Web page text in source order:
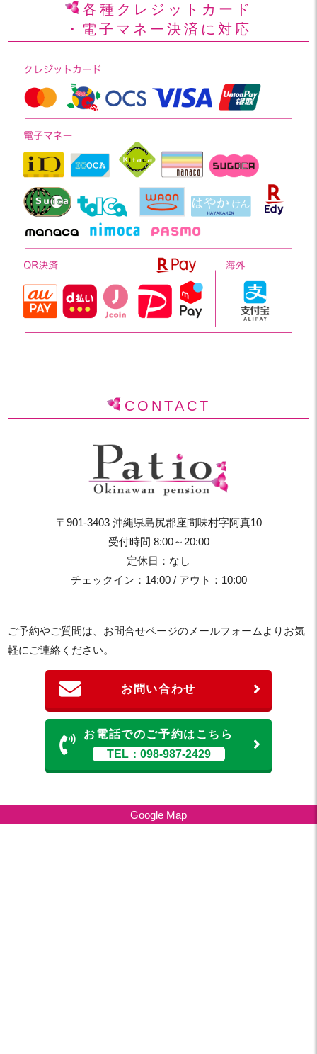
各種クレジットカード
・電子マネー決済に対応
CONTACT
〒901-3403 沖縄県島尻郡座間味村字阿真10
受付時間 8:00～20:00
定休日：なし
チェックイン：14:00 / アウト：10:00
ご予約やご質問は、お問合せページのメールフォームよりお気
軽にご連絡ください。
お問い合わせ
お電話でのご予約はこちら
TEL：098-987-2429
Google Map